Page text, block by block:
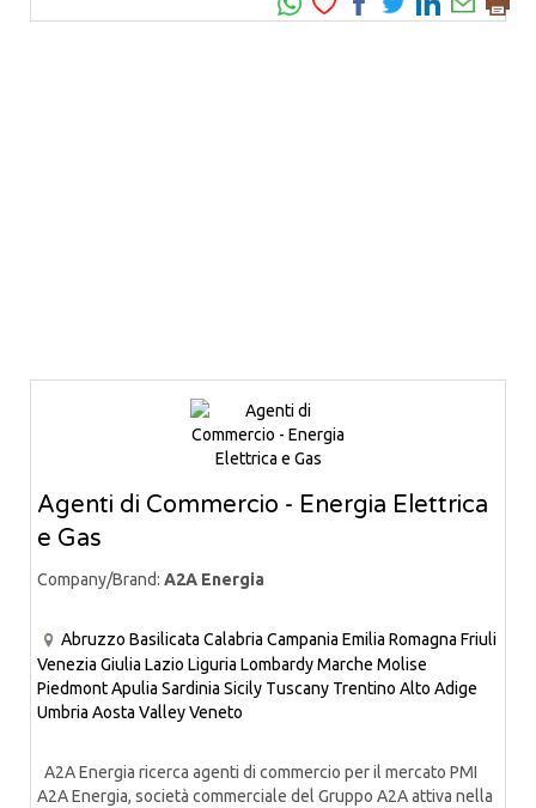
Agenti di Commercio - Energia Elettrica
e Gas
Company/Brand: A2A Energia
Abruzzo Basilicata Calabria Campania Emilia Romagna Friuli
Venezia Giulia Lazio Liguria LombardyMarche Molise
PiedmontApulia Sardinia Sicily Tuscany Trentino Alto Adige
Umbria Aosta ValleyVeneto
A2A Energia ricerca agenti di commercio per il mercato PMI
A2A Energia, società commerciale del Gruppo A2A attiva nella